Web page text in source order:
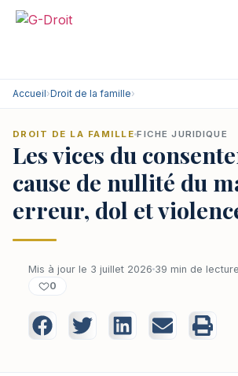
Accueil›Droit de la famille›
DROIT DE LA FAMILLE FICHE JURIDIQUE
Les vices du
cause de nullité du
erreur, dol et
Mis à jour le 3 juillet 2026 39 min de lecture
0